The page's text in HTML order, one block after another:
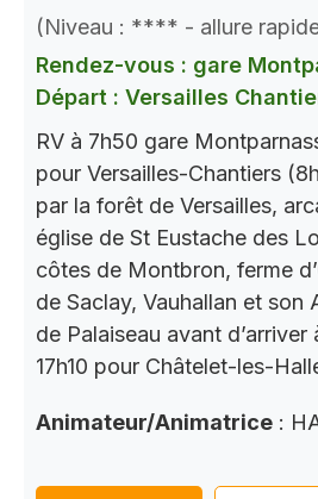
(Niveau : **** - allure
Rendez-vous : gare
Départ : Versailles
RV à 7h50 gare
pour Versailles-Chantiers
par la forêt de Versailles,
église de St Eustache des
côtes de Montbron, ferme
de Saclay, Vauhallan et son
de Palaiseau avant d’arriver
17h10 pour Châtelet-les-
Animateur/Animatrice :